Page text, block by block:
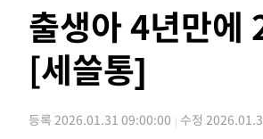
-4387초 전 >[속보]원·달러 환율, 7.7원 내
-4276초 전 > [속보] 노원서 40.1도 관측…서
-1366초 전 >[속보]종합특검, '계엄 수용공간
-210초 전 >11시간 압수수색에 성접대 파문
출생아 4년만에
[세쓸통]
등록 2026.01.31 09:00:00 수정